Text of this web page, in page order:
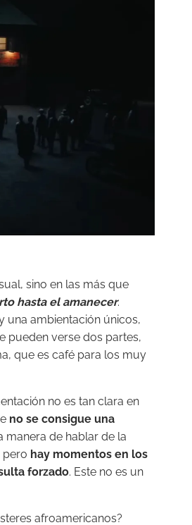
sino en las más que
hasta el amanecer.
una ambientación únicos,
pueden verse dos partes,
que es café para los muy
no es tan clara en
no se consigue una
de hablar de la
pero hay momentos en los
forzado. Este no es un
afroamericanos?